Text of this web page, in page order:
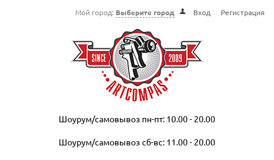
Мой город: Выберите город Вход Регистрация
Шоурум/самовывоз пн-пт: 10.00 - 20.00
Шоурум/самовывоз сб-вс: 11.00 - 20.00